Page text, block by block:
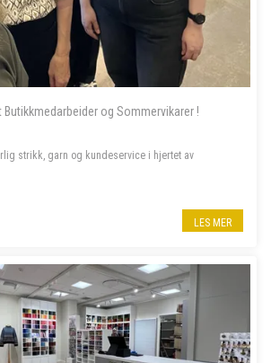
og Sommervikarer !
strikk, garn og kundeservice i hjertet av
i Bergen sentrum søker vi butikkmedarbeider i
sommervikarer. Les mer om stillingene nedenfor.
LES MER